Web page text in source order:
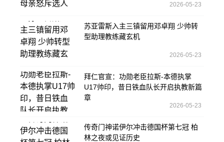
2026-05-23
苏亚雷斯入主三镇留用邓卓翔 少帅转
型助理教练藏玄机
2026-05-23
拜仁官宣：功勋老臣拉斯-本德执掌
U17帅印，昔日铁血队长开启执教新篇
章
2026-05-23
传奇门神诺伊尔冲击德国杯第七冠 柏
林之夜或见证历史